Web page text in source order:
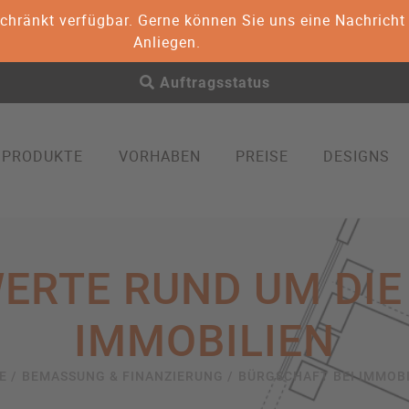
verfügbar. Gerne können Sie uns eine
Anliegen.
Auftragsstatus
PRODUKTE VORHABEN PREISE DESIGNS
RUND UM
IMMOBILIEN
BÜRGSCHAFT BEI